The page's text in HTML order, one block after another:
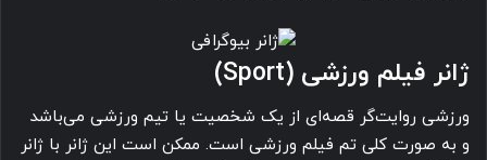
ژانر فیلم ورزشی (Sport)
ورزشی روایت‌گر قصه‌ای از یک شخصیت یا تیم ورزشی می‌باشد
و به صورت کلی تم فیلم ورزشی است. ممکن است این ژانر با ژانر